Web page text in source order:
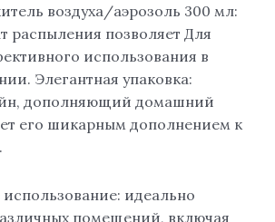
воздуха/аэрозоль 300 мл:
распыления позволяет Для
использования в
Элегантная упаковка:
дополняющий домашний
его шикарным дополнением к
идеально
помещений, включая